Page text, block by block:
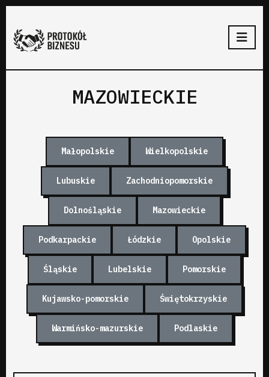
MAZOWIECKIE
Małopolskie Wielkopolskie
Lubuskie Zachodniopomorskie
Dolnośląskie Mazowieckie
Podkarpackie Łódzkie Opolskie
Śląskie Lubelskie Pomorskie
Kujawsko-pomorskie Świętokrzyskie
Warmińsko-mazurskie Podlaskie